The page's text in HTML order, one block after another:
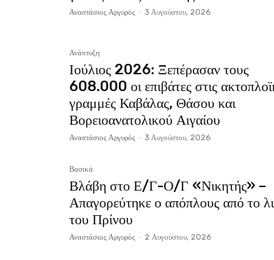
Αναστάσιος Αργυρός - 3 Αυγούστου, 2026
Ανάπτυξη
Ιούλιος 2026: Ξεπέρασαν τους
608.000 οι επιβάτες στις
γραμμές Καβάλας, Θάσου και
Βορειοανατολικού Αιγαίου
Αναστάσιος Αργυρός - 3 Αυγούστου, 2026
Βασικά
Βλάβη στο Ε/Γ-Ο/Γ «Νικητής» –
Απαγορεύτηκε ο απόπλους από το
του Πρίνου
Αναστάσιος Αργυρός - 2 Αυγούστου, 2026